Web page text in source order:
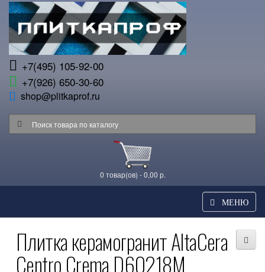
+7(495) 105-92-00
+7(926) 650-30-60
shop@plitkaprof.ru
0 товар(ов) - 0,00 р.
МЕНЮ
Плитка керамогранит AltaCera
Centro Crema D60218M